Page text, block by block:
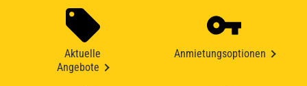
Aktuelle
Angebote
Anmietungsoptionen